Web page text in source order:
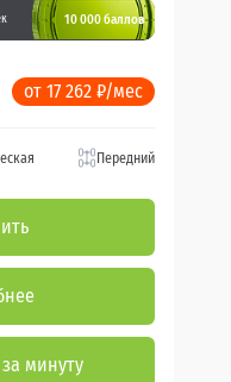
10 000 баллов
от 17 262 ₽/мес
Передний
минуту